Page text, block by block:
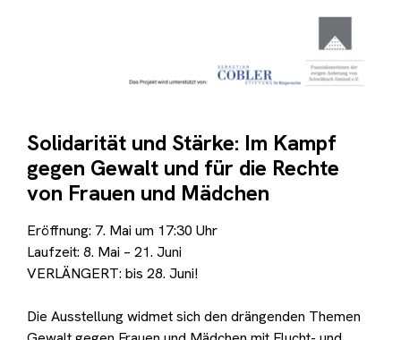
Solidarität und Stärke: Im Kampf
gegen Gewalt und für die Rechte
von Frauen und Mädchen
Eröffnung: 7. Mai um 17:30 Uhr
Laufzeit: 8. Mai – 21. Juni
VERLÄNGERT: bis 28. Juni!
Die Ausstellungwidmet sich den drängenden Themen